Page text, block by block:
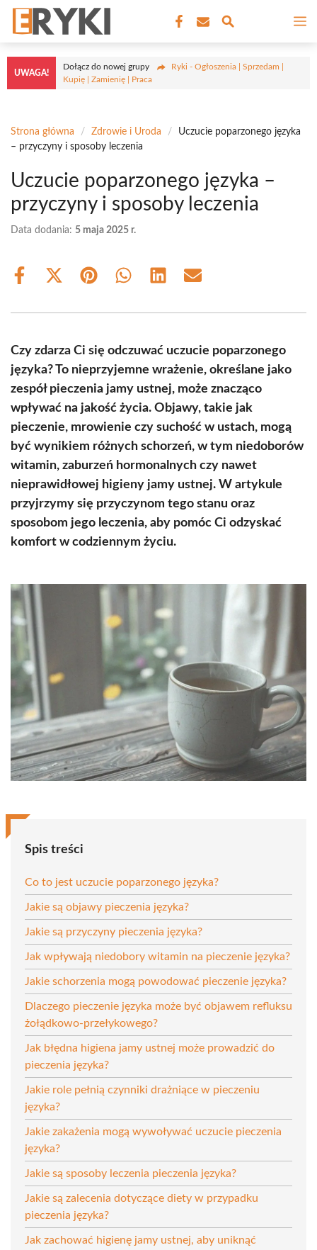
Przejdź
treści
UWAGA!
Dołącz do nowej grupy
Ryki - Ogłoszenia | Sprzedam |
Kupię | Zamienię | Praca
Strona główna / Zdrowie i Uroda /
Uczucie poparzonego języka
– przyczyny i sposoby leczenia
Uczucie poparzonego języka –
przyczyny i sposoby leczenia
Data dodania: 5 maja 2025 r.
Share
Share
(Twitter)
Share Share Share Share
Czy zdarza Ci się odczuwać uczucie poparzonego
języka? To nieprzyjemne wrażenie, określane jako
zespół pieczenia jamy ustnej, może znacząco
wpływać na jakość życia. Objawy, takie jak
pieczenie, mrowienie czy suchość w ustach, mogą
być wynikiem różnych schorzeń, w tym niedoborów
witamin, zaburzeń hormonalnych czy nawet
nieprawidłowej higieny jamy ustnej. W artykule
przyjrzymy się przyczynom tego stanu oraz
sposobom jego leczenia, aby pomóc Ci odzyskać
komfort w codziennym życiu.
Spis treści
Co to jest uczucie poparzonego języka?
Jakie są objawy pieczenia języka?
Jakie są przyczyny pieczenia języka?
Jak wpływają niedobory witamin na pieczenie języka?
Jakie schorzenia mogą powodować pieczenie języka?
Dlaczego pieczenie języka może być objawem refluksu
żołądkowo-przełykowego?
Jak błędna higiena jamy ustnej może prowadzić do
pieczenia języka?
Jakie role pełnią czynniki drażniące w pieczeniu
języka?
Jakie zakażenia mogą wywoływać uczucie pieczenia
języka?
Jakie są sposoby leczenia pieczenia języka?
Jakie są zalecenia dotyczące diety w przypadku
pieczenia języka?
Jak zachować higienę jamy ustnej, aby uniknąć